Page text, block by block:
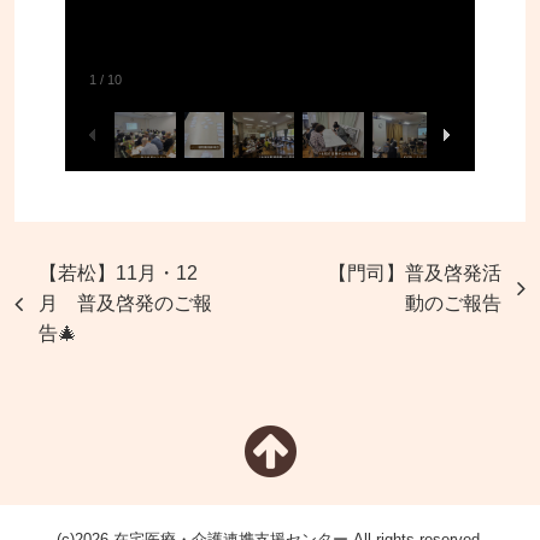
1 / 10
【若松】11月・12
月 普及啓発のご報
告🎄
【門司】普及啓発活
動のご報告